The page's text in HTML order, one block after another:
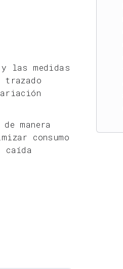
correcto
te
en el
las medidas
trazado
manera
consumo
caída